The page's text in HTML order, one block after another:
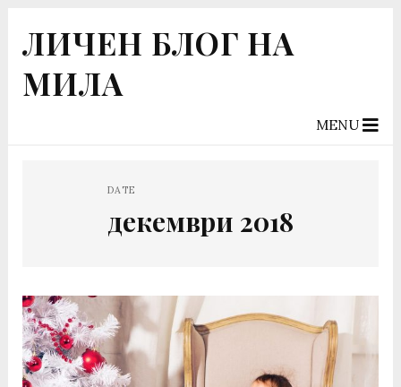
ЛИЧЕН БЛОГ НА
МИЛА
MENU
DATE
декември 2018